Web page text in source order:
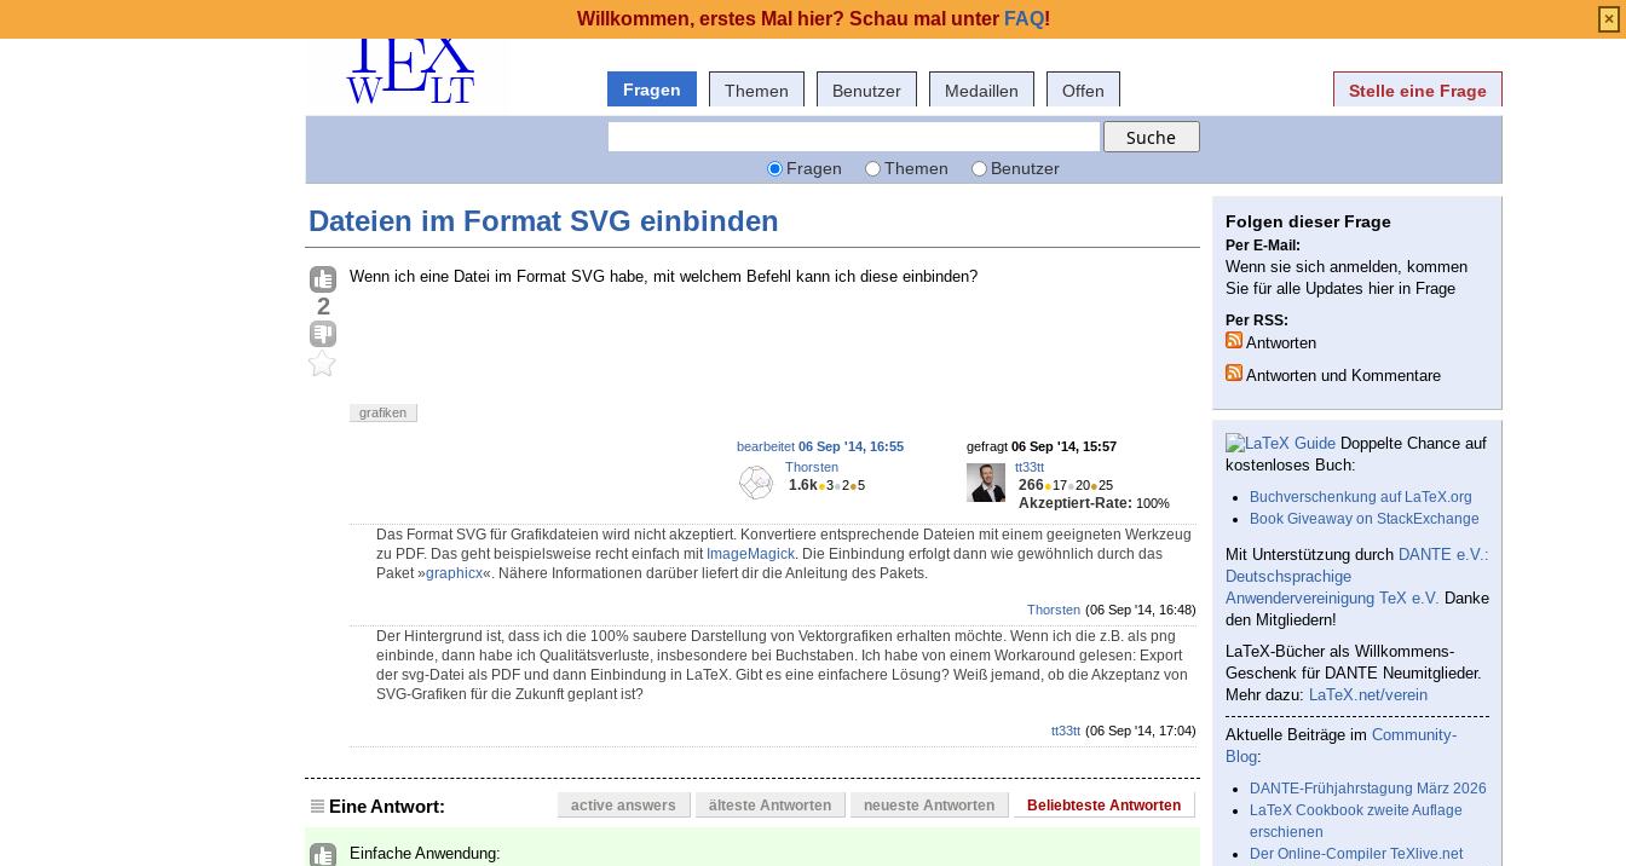
Fragen Themen Benutzer Medaillen Offen Stelle eine Frage
Fragen Themen Benutzer
Dateien im Format SVG einbinden
2
Wenn ich eine Datei im Format SVG habe, mit welchem Befehl kann ich diese einbinden?
grafiken
gefragt 06 Sep '14, 15:57
tt33tt
266●17●20●25
Akzeptiert-Rate: 100%
bearbeitet 06 Sep '14, 16:55
Thorsten
1.6k●3●2●5
Das Format SVG für Grafikdateien wird nicht akzeptiert. Konvertiere entsprechende Dateien mit einem geeigneten Werkzeug
zu PDF. Das geht beispielsweise recht einfach mit ImageMagick. Die Einbindung erfolgt dann wie gewöhnlich durch das
Paket »graphicx«. Nähere Informationen darüber liefert dir die Anleitung des Pakets.
(06 Sep '14, 16:48)
Thorsten
Der Hintergrund ist, dass ich die 100% saubere Darstellung von Vektorgrafiken erhalten möchte. Wenn ich die z.B. als png
einbinde, dann habe ich Qualitätsverluste, insbesondere bei Buchstaben. Ich habe von einem Workaround gelesen: Export
der svg-Datei als PDF und dann Einbindung in LaTeX. Gibt es eine einfachere Lösung? Weiß jemand, ob die Akzeptanz von
SVG-Grafiken für die Zukunft geplant ist?
(06 Sep '14, 17:04)
tt33tt
Eine Antwort: active answers älteste Antworten neueste Antworten Beliebteste Antworten
Einfache Anwendung:
Folgen dieser Frage
Per E-Mail:
Wenn sie sich anmelden, kommen
Sie für alle Updates hier in Frage
Per RSS:
Antworten
Antworten und Kommentare
Doppelte Chance auf
kostenloses Buch:
Buchverschenkung auf LaTeX.org
Book Giveaway on StackExchange
Mit Unterstützung durch DANTE e.V.:
Deutschsprachige
Anwendervereinigung TeX e.V. Danke
den Mitgliedern!
LaTeX-Bücher als Willkommens-
Geschenk für DANTE Neumitglieder.
Mehr dazu: LaTeX.net/verein
Aktuelle Beiträge im Community-
Blog:
DANTE-Frühjahrstagung März 2026
LaTeX Cookbook zweite Auflage
erschienen
Der Online-Compiler TeXlive.net
Willkommen, erstes Mal hier? Schau mal unter FAQ! ×